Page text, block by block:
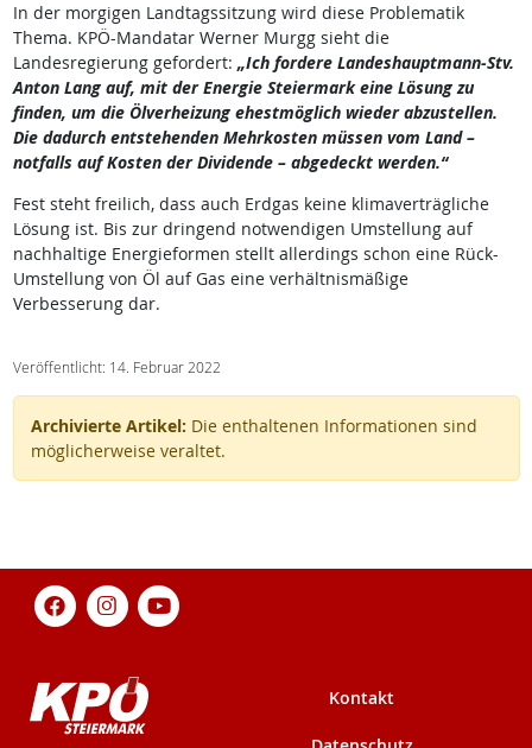
In der morgigen Landtagssitzung wird diese Problematik
Thema. KPÖ-Mandatar Werner Murgg sieht die
Landesregierung gefordert: „Ich fordere Landeshauptmann-Stv.
Anton Lang auf, mit der Energie Steiermark eine Lösung zu
finden, um die Ölverheizung ehestmöglich wieder abzustellen.
Die dadurch entstehenden Mehrkosten müssen vom Land –
notfalls auf Kosten der Dividende – abgedeckt werden.“
Fest steht freilich, dass auch Erdgas keine klimaverträgliche
Lösung ist. Bis zur dringend notwendigen Umstellung auf
nachhaltige Energieformen stellt allerdings schon eine Rück-
Umstellung von Öl auf Gas eine verhältnismäßige
Verbesserung dar.
Veröffentlicht: 14. Februar 2022
Archivierte Artikel: Die enthaltenen Informationen sind
möglicherweise veraltet.
Kontakt